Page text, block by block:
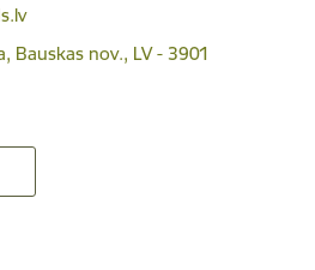
Bauskas nov., LV - 3901